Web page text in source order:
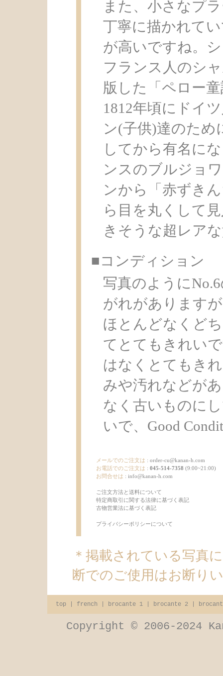
また、小さなプ
丁寧に描かれて
が高いですね。
フランス人のシ
版した「ペロー
1812年頃にドイ
ン(子供)達のため
してから有名に
ンスのブルジョ
ンから「赤ずき
ら目を丸くして
きそうな超レア
■コンディション
写真のように
がれがあります
ほとんどなくど
てとてもきれい
はなくとてもき
みや汚れなどが
なく古いものに
いで、Good
メールでのご注文は : order-cu@kanan-h.com
お電話でのご注文は : 045-514-7358 (9:00~21:00)
お問合せは : info@kanan-h.com
ご注文方法と送料について
特定商取引に関する法律に基づく表記
古物営業法に基づく表記
プライバシーポリシーについて
＊掲載されている写真
断でのご使用はお断り
top french brocante 1 brocante 2
Copyright © 2006-2024